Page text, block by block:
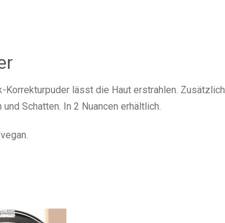
lässt die Haut erstrahlen. Zusätzlich
Schatten. In 2 Nuancen erhältlich.